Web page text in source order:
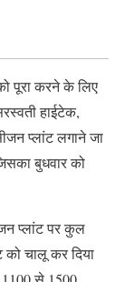
पूरा करने के लिए
हाईटेक,
प्लांट लगाने जा
बुधवार को
प्लांट पर कुल
चालू कर दिया